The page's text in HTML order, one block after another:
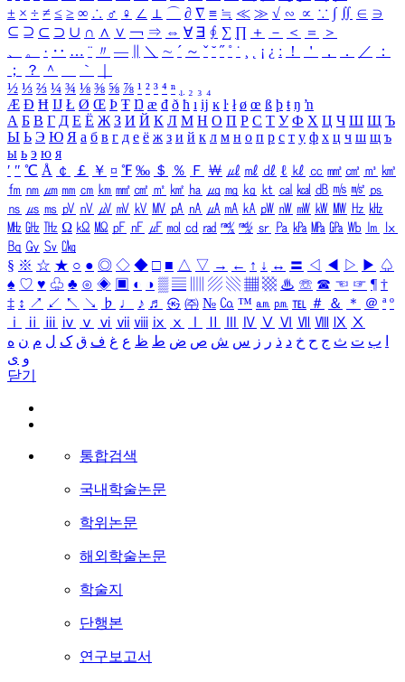
± × ÷ ≠ ≤ ≥ ∞ ∴ ♂ ♀ ∠ ⊥ ⌒ ∂ ∇ ≡ ≒ ≪ ≫ √ ∽ ∝ ∵ ∫ ∬ ∈ ∋
⊆ ⊇ ⊂ ⊃ ∪ ∩ ∧ ∨ ￢ ⇒ ⇔ ∀ ∃ ∮ ∑ ∏ ＋ － ＜ ＝
＞
、
。 · ‥ … ¨ 〃 ― ＼ ∼ ´ ～ ˇ ˘ ˝ ˚ ˙ ¸ ¡ ¿ ː ！ ＇ ， ． ／
：
；
？ ＾ ｀
½ ⅓ ⅔ ¼ ¾ ⅛ ⅜ ⅝ ⅞ ¹ ² ³ ⁴ ⁿ ₁ ₂ ₃ ₄
Æ Ð Ħ Ĳ Ł Ø Œ Þ Ŧ Ŋ æ đ ð ħ ı ĳ ĸ ŀ ł ø œ ß þ ŧ ŋ ŉ
А Б В Г Д Е Ё Ж З И Й К Л М Н О П Р С Т У Ф Х Ц Ч Ш Щ Ъ
Ы Ь Э Ю Я а б в г д е ё ж з и й к л м н о п р с т у ф х ц ч ш щ ъ
ы ь э ю я
′ ″ ℃ Å ￠ ￡ ￥ ¤ ℉ ‰ ＄ ％ Ｆ ￦ ㎕ ㎖ ㎗ ℓ ㎘ ㏄ ㎣ ㎤ ㎥ ㎦
㎙ ㎚ ㎛ ㎜ ㎝ ㎞ ㎟ ㎠ ㎡ ㎢ ㏊ ㎍ ㎎ ㎏ ㏏ ㎈ ㎉ ㏈ ㎧ ㎨ ㎰
㎱ ㎲ ㎳ ㎴ ㎵ ㎶ ㎷ ㎸ ㎹ ㎀ ㎁ ㎂ ㎃ ㎄ ㎺ ㎻ ㎽ ㎾ ㎿ ㎐ ㎑
㎒ ㎓ ㎔ Ω ㏀ ㏁ ㎊ ㎋ ㎌ ㏖ ㏅ ㎭ ㎮ ㎯ ㏛ ㎩ ㎪ ㎫ ㎬ ㏝ ㏐
㏓
㏃ ㏉ ㏜ ㏆
§ ※ ☆ ★ ○ ● ◎ ◇ ◆ □ ■ △ ▽ → ← ↑ ↓ ↔ 〓 ◁ ◀ ▷ ▶ ♤
♠ ♡ ♥ ♧ ♣ ⊙ ◈ ▣ ◐ ◑ ▒ ▤ ▨ ▧ ▦ ▩ ♨ ☏ ☎ ☜ ☞ ¶ †
‡ ↕ ↗ ↙ ↖ ↘ ♭ ♩ ♪ ♬ ㉿ ㈜ № ㏇ ™ ㏂ ㏘ ℡ ＃ ＆ ＊ ＠ ª º
ⅰ
ⅱ ⅲ ⅳ ⅴ ⅵ ⅶ ⅷ ⅸ ⅹ Ⅳ Ⅴ Ⅵ Ⅶ Ⅷ Ⅸ Ⅹ
ب ت ث ج ح خ د ذ ر ز س ش ص ض ط ظ ع غ ف ق ک ل م ن ه
و ی
닫기
통합검색
국내학술논문
학위논문
해외학술논문
학술지
단행본
연구보고서